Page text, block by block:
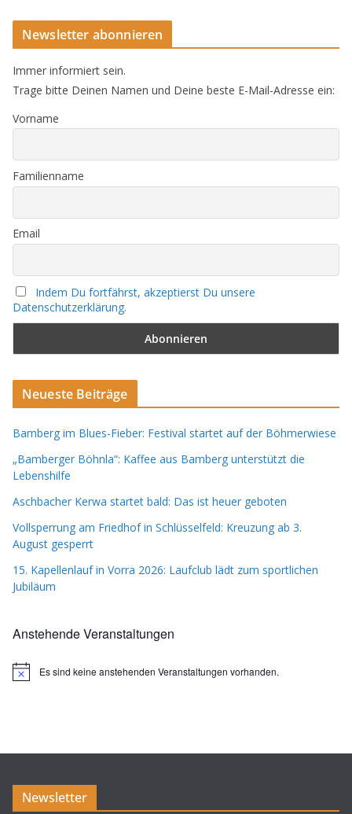
Newsletter abonnieren
Immer informiert sein.
Trage bitte Deinen Namen und Deine beste E-Mail-Adresse ein:
Vorname
Familienname
Email
Indem Du fortfährst, akzeptierst Du unsere
Datenschutzerklärung.
Neueste Beiträge
Bamberg im Blues-Fieber: Festival startet auf der Böhmerwiese
„Bamberger Böhnla“: Kaffee aus Bamberg unterstützt die
Lebenshilfe
Aschbacher Kerwa startet bald: Das ist heuer geboten
Vollsperrung am Friedhof in Schlüsselfeld: Kreuzung ab 3.
August gesperrt
15. Kapellenlauf in Vorra 2026: Laufclub lädt zum sportlichen
Jubiläum
Anstehende Veranstaltungen
H
s
Es sind keine anstehenden Veranstaltungen vorhanden.
Newsletter